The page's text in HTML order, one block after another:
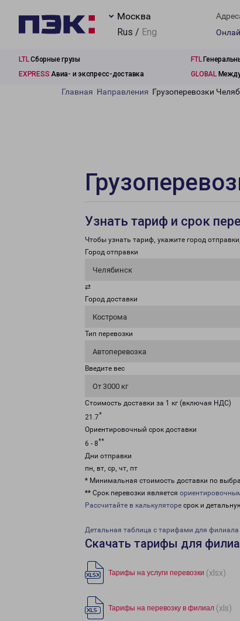
Москва
Rus / Eng
LTLСборные грузы FTL
EXPRESS Авиа- и экспресс-доставка GLOBAL
Главная Направления Грузоперевозки
Узнать тариф и срок
Чтобы узнать тариф, укажите город
Город отправки
Челябинск
⇄
Город доставки
Кострома
Тип перевозки
Автоперевозка
Введите вес
От 3000 кг
Стоимость доставки за 1 кг (включая НДС)
21.7*
Ориентировочный срок доставки
6 - 8**
Дни отправки
пн, вт, ср, чт, пт
* Минимальная стоимость доставки по
** Срок перевозки является
Рассчитайте в калькуляторе срок и
Детальная таблица с тарифами для филиала
Скачать тарифы для
Тарифы на услуги перевозки (xlsx)
Тарифы на перевозку в филиал (xls)